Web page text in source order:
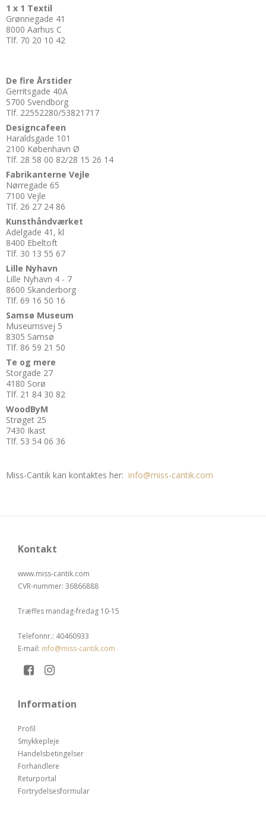
1 x 1 Textil
Grønnegade 41
8000 Aarhus C
Tlf. 70 20 10 42
De fire Årstider
Gerritsgade 40A
5700 Svendborg
Tlf. 22552280/53821717
Designcafeen
Haraldsgade 101
2100 København Ø
Tlf. 28 58 00 82/28 15 26 14
Fabrikanterne Vejle
Nørregade 65
7100 Vejle
Tlf. 26 27 24 86
Kunsthåndværket
Adelgade 41, kl
8400 Ebeltoft
Tlf. 30 13 55 67
Lille Nyhavn
Lille Nyhavn 4 - 7
8600 Skanderborg
Tlf. 69 16 50 16
Samsø Museum
Museumsvej 5
8305 Samsø
Tlf. 86 59 21 50
Te og mere
Storgade 27
4180 Sorø
Tlf. 21 84 30 82
WoodByM
Strøget 25
7430 Ikast
Tlf. 53 54 06 36
Miss-Cantik kan kontaktes her: info@miss-cantik.com
Kontakt
www.miss-cantik.com
CVR-nummer: 36866888
Træffes mandag-fredag 10-15
Telefonnr.: 40460933
E-mail: info@miss-cantik.com
Information
Profil
Smykkepleje
Handelsbetingelser
Forhandlere
Returportal
Fortrydelsesformular